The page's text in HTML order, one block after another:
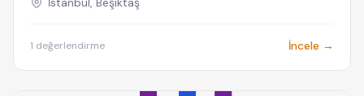
1 değerlendirme İncele →